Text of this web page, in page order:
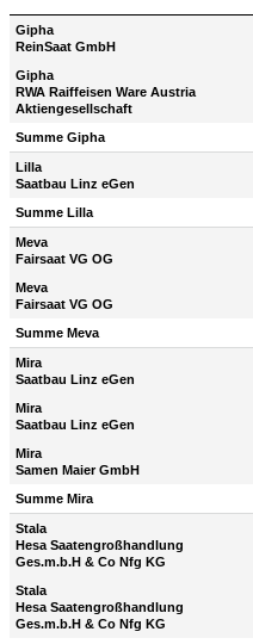
Gipha
ReinSaat GmbH
Gipha
RWA Raiffeisen Ware Austria
Aktiengesellschaft
Summe Gipha
Lilla
Saatbau Linz eGen
Summe Lilla
Meva
Fairsaat VG OG
Meva
Fairsaat VG OG
Summe Meva
Mira
Saatbau Linz eGen
Mira
Saatbau Linz eGen
Mira
Samen Maier GmbH
Summe Mira
Stala
Hesa Saatengroßhandlung
Ges.m.b.H & Co Nfg KG
Stala
Hesa Saatengroßhandlung
Ges.m.b.H & Co Nfg KG